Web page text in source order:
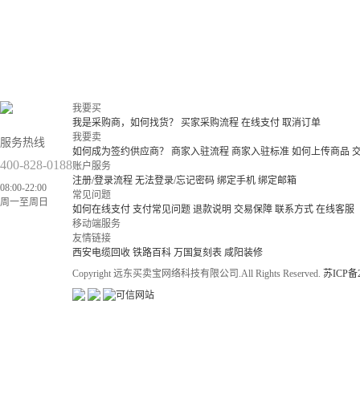
服务热线
400-828-0188
08:00-22:00
周一至周日
我要买
我是采购商，如何找货？
买家采购流程 在线支付 取消订单
我要卖
如何成为签约供应商？
商家入驻流程 商家入驻标准 如何上传商品
账户服务
注册/登录流程 无法登录/忘记密码 绑定手机 绑定邮箱
常见问题
如何在线支付 支付常见问题 退款说明 交易保障 联系方式 在线客服
移动端服务
友情链接
西安电缆回收 铁路百科 万国复刻表 咸阳装修
Copyright 远东买卖宝网络科技有限公司.All Rights Reserved. 苏ICP备